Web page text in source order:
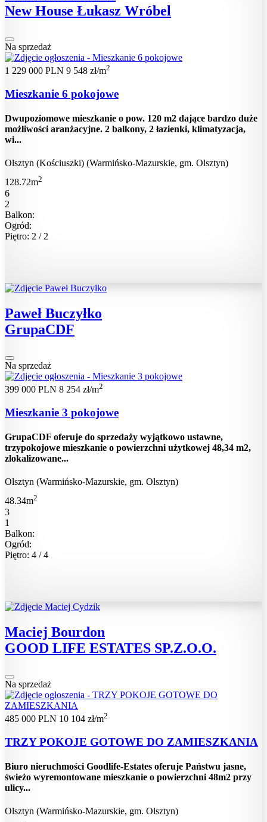
New House Łukasz Wróbel
Na sprzedaż
1 229 000 PLN 9 548 zł/m2
Mieszkanie 6 pokojowe
Dwupoziomowe mieszkanie o pow. 120 m2 dające bardzo duże
możliwości aranżacyjne. 2 balkony, 2 łazienki, klimatyzacja,
wi...
Olsztyn (Kościuszki) (Warmińsko-Mazurskie, gm. Olsztyn)
128.72m2
6
2
Balkon:
Ogród:
Piętro: 2 / 2
Paweł Buczyłko
GrupaCDF
Na sprzedaż
399 000 PLN 8 254 zł/m2
Mieszkanie 3 pokojowe
GrupaCDF oferuje do sprzedaży wyjątkowo ustawne,
trzypokojowe mieszkanie o powierzchni użytkowej 48,34 m2,
zlokalizowane...
Olsztyn (Warmińsko-Mazurskie, gm. Olsztyn)
48.34m2
3
1
Balkon:
Ogród:
Piętro: 4 / 4
Maciej Bourdon
GOOD LIFE ESTATES SP.Z.O.O.
Na sprzedaż
485 000 PLN 10 104 zł/m2
TRZY POKOJE GOTOWE DO ZAMIESZKANIA
Biuro nieruchmości Goodlife-Estates oferuje Państwu jasne,
świeżo wyremontowane mieszkanie o powierzchni 48m2 przy
ulicy...
Olsztyn (Warmińsko-Mazurskie, gm. Olsztyn)